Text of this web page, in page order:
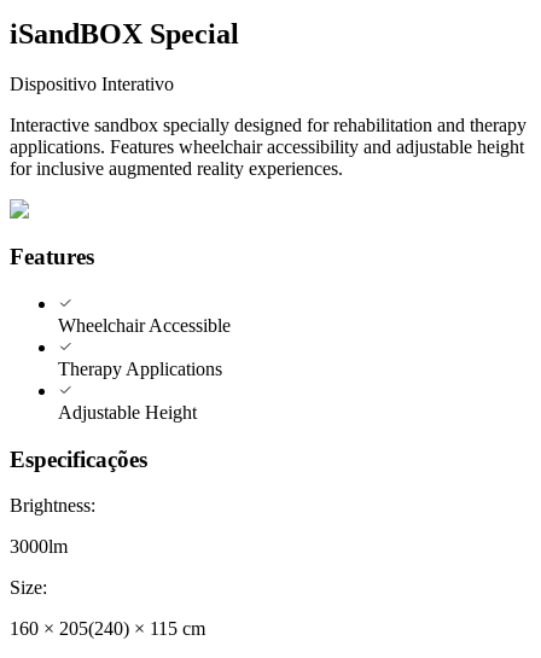
iSandBOX Special
Dispositivo Interativo
Interactive sandbox specially designed for rehabilitation and therapy
applications. Features wheelchair accessibility and adjustable height
for inclusive augmented reality experiences.
Features
Wheelchair Accessible
Therapy Applications
Adjustable Height
Especificações
Brightness:
3000lm
Size:
160 × 205(240) × 115 cm